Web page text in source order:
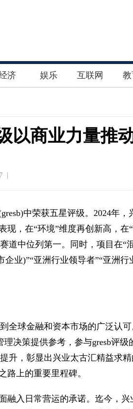
济 娱乐 互联网 教
以商业力量推
|
中荣获五星评级。2024年，
，在“环境”维度再创新高，在
道中位列第一。同时，项目在“
企业)”“亚洲行业领导者”“亚洲
全球金融和资本市场的广泛认可
决策提供参考，参与gresb评级
升，彰显出兴业太古汇精益求
路上的重要里程碑。
融入日常营运的承诺。迄今，兴